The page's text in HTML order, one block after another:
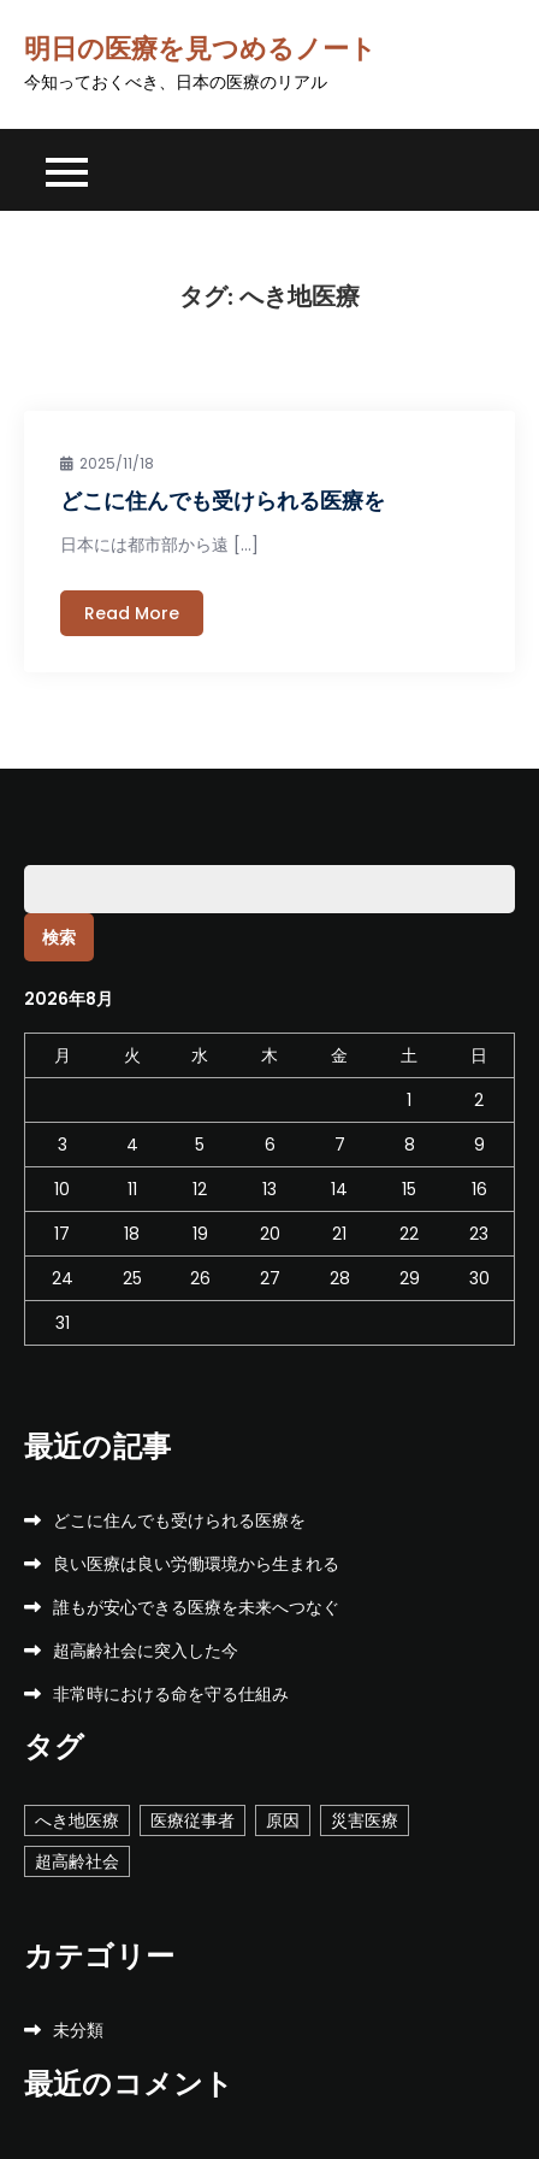
content
明日の医療を見つめるノート
今知っておくべき、日本の医療のリアル
タグ: へき地医療
2025/11/18
どこに住んでも受けられる医療を
日本には都市部から遠 […]
Read More
索:
2026年8月
月 火 水 木 金 土
日
1
2
3
4 5 6 7 8
9
10
11 12 13 14 15
16
17
18 19 20 21 22
23
24
25 26 27 28 29
30
31
最近の記事
どこに住んでも受けられる医療を
良い医療は良い労働環境から生まれる
誰もが安心できる医療を未来へつなぐ
超高齢社会に突入した今
非常時における命を守る仕組み
タグ
へき地医療 医療従事者 原因
災害医療
超高齢社会
カテゴリー
未分類
最近のコメント